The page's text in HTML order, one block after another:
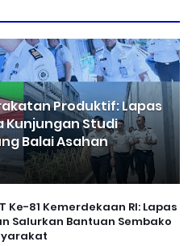
Produktif: Lapas
Kunjungan Studi
Balai Asahan
Ke-81 Kemerdekaan RI: Lapas
Salurkan Bantuan Sembako